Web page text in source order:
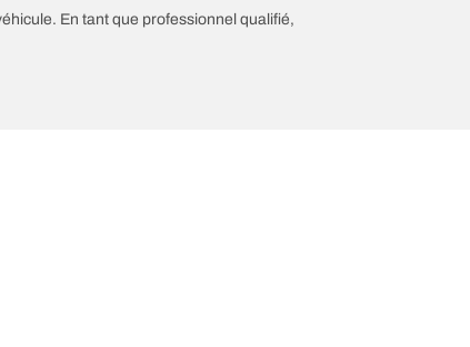
En tant que professionnel qualifié,